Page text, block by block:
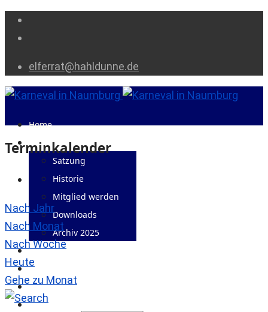
elferrat@hahldunne.de
Home
Die NKG
Satzung
Historie
Mitglied werden
Downloads
Archiv 2025
Elferrat
Karnevalslied
Prinzenpaare
Kinderprinzenpaare
Terminkalender
Nach Jahr
Nach Monat
Nach Woche
Heute
Gehe zu Monat